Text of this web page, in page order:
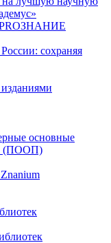
PROЗНАНИЕ
сохраняя
основные
(ПООП)